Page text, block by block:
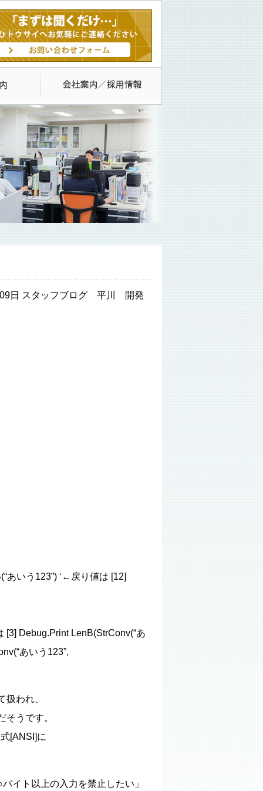
09日 スタッフブログ 平川 開発
あいう123”) ‘←戻り値は [12]
Debug.Print LenB(StrConv(“あ
あいう123”,
われ、
うです。
[ANSI]に
イト以上の入力を禁止したい」